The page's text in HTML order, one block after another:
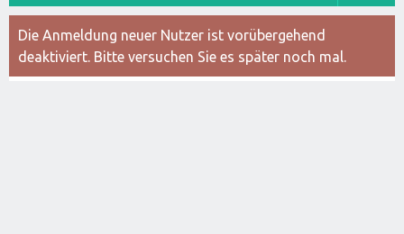
Die Anmeldung neuer Nutzer ist vorübergehend
deaktiviert. Bitte versuchen Sie es später noch mal.